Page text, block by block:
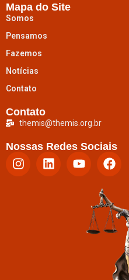
Mapa do Site
Somos
Pensamos
Fazemos
Notícias
Contato
Contato
themis@themis.org.br
Nossas Redes Sociais